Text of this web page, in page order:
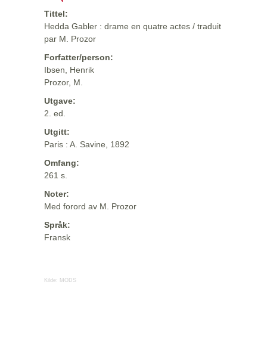
Tittel:
Hedda Gabler : drame en quatre actes / traduit
par M. Prozor
Forfatter/person:
Ibsen, Henrik
Prozor, M.
Utgave:
2. ed.
Utgitt:
Paris : A. Savine, 1892
Omfang:
261 s.
Noter:
Med forord av M. Prozor
Språk:
Fransk
Kilde: MODS